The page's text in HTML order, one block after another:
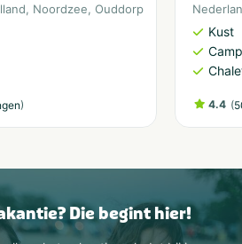
, Noordzee, Ouddorp
)
Kust
4.4 (
Die begint hier!